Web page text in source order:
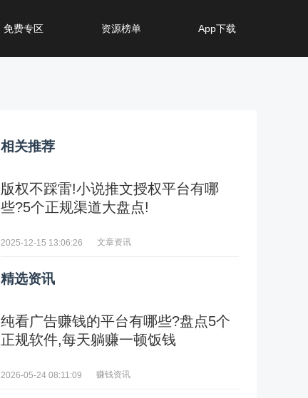
免费专区 资源榜单 App下载
相关推荐
版权不踩雷!小说推文授权平台有哪
些?5个正规渠道大盘点!
2025-12-15 13:06:26 文章资讯
精选资讯
纯看广告赚钱的平台有哪些?盘点5个
正规软件,每天躺赚一顿饭钱
2026-05-24 08:11:09 赚钱资讯